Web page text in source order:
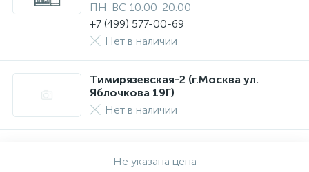
ПН-ВС 10:00-20:00
+7 (499) 577-00-69
Нет в наличии
Тимирязевская-2 (г.Москва ул.
Яблочкова 19Г)
Нет в наличии
Не указана цена